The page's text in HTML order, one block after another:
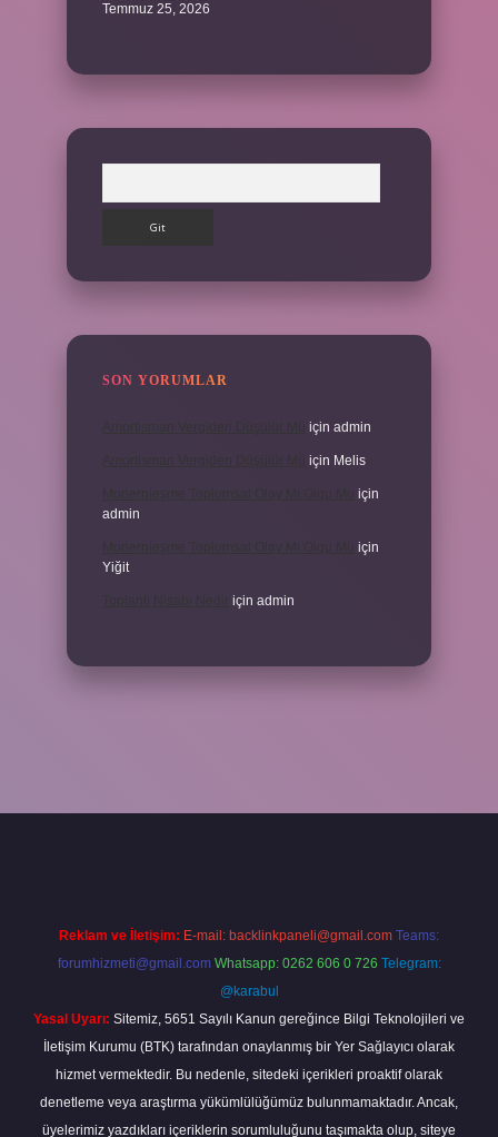
Temmuz 25, 2026
SON YORUMLAR
için admin
için Melis
için
admin
için
Yiğit
için admin
Reklam ve İletişim: E-mail: backlinkpaneli@gmail.com Teams:
forumhizmeti@gmail.com Whatsapp: 0262 606 0 726 Telegram:
@karabul
Yasal Uyarı: Sitemiz, 5651 Sayılı Kanun gereğince Bilgi Teknolojileri ve
İletişim Kurumu (BTK) tarafından onaylanmış bir Yer Sağlayıcı olarak
hizmet vermektedir. Bu nedenle, sitedeki içerikleri proaktif olarak
denetleme veya araştırma yükümlülüğümüz bulunmamaktadır. Ancak,
üyelerimiz yazdıkları içeriklerin sorumluluğunu taşımakta olup, siteye